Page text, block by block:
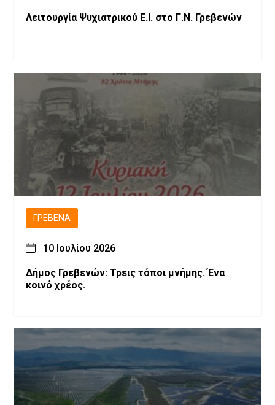
Λειτουργία Ψυχιατρικού Ε.Ι. στο Γ.Ν. Γρεβενών
ΓΡΕΒΕΝΆ
10 Ιουλίου 2026
Δήμος Γρεβενών: Τρεις τόποι μνήμης. Ένα
κοινό χρέος.